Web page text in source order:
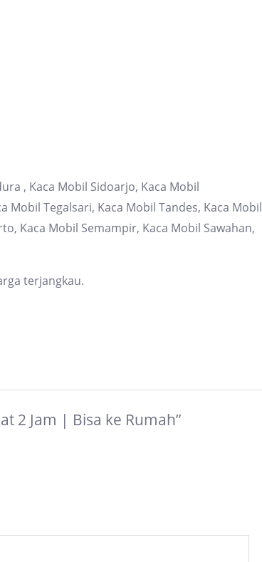
, Kaca Mobil Sidoarjo, Kaca Mobil
Mobil Tegalsari, Kaca Mobil Tandes, Kaca Mobil
Kaca Mobil Semampir, Kaca Mobil Sawahan,
terjangkau.
2 Jam | Bisa ke Rumah”